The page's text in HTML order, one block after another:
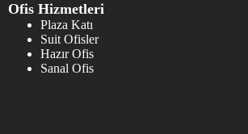
Ofis Hizmetleri
Plaza Katı
Suit Ofisler
Hazır Ofis
Sanal Ofis